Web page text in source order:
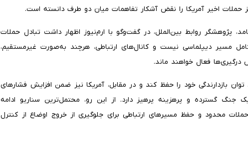
حملات اخیر آمریکا را نقض آشکار تفاهمات میان دو طرف دانسته است.
پژوهشگر روابط بین‌الملل، در گفت‌وگو با ارم‌نیوز اظهار داشت تبادل حملات
مسیر دیپلماسی نیست و کانال‌های ارتباطی، هرچند به‌صورت غیرمستقیم،
فعال خواهند ماند.
توان بازدارندگی خود را حفظ کند و در مقابل، آمریکا نیز ضمن افزایش فشارهای
جنگ گسترده و پرهزینه پرهیز دارد. از این رو، محتمل‌ترین سناریو ادامه
محدود و حفظ مسیرهای ارتباطی برای جلوگیری از خروج اوضاع از کنترل